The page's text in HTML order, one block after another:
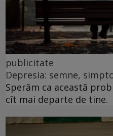
publicitate
Depresia: semne,
Sperăm ca această
cît mai departe de tine.